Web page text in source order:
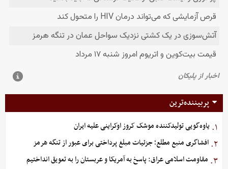
پربیننده‌ترین
۱. یاوه‌گویی تولیدکننده موشک کروز اوکراینی علیه ایران
۲. افشاگری منبع مطلع؛ جزئیات مبلغ پرداختی برای عبور از تنگه هرمز
۳. مقاومت اسلامی عراق: پاسخ به آمریکا و عربستان را به تعویق انداختیم